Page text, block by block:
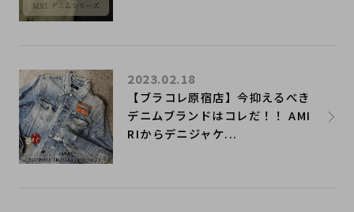
【ブラコレ原宿店】今抑えるべき
デニムブランドはコレだ！！ AMI
RIからデニジャケ...
2023.02.18